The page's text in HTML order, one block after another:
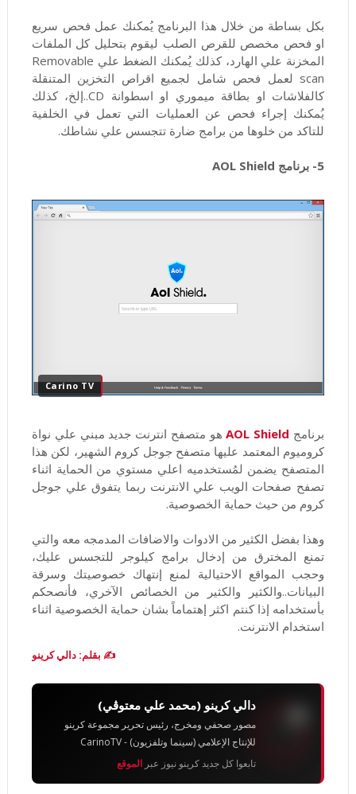
بكل بساطة من خلال هذا البرنامج يُمكنك عمل فحص سريع
او فحص مخصص للقرص الصلب ليقوم بتحليل كل الملفات
المخزنة علي الهارد، كذلك يُمكنك الضغط علي Removable
scan لعمل فحص شامل لجميع اقراص التخزين المتنقلة
كالفلاشات او بطاقة ميموري او اسطوانة CD..إلخ، كذلك
يُمكنك إجراء فحص عن العمليات التي تعمل في الخلفية
للتاكد من خلوها من برامج ضارة تتجسس علي نشاطك.
5- برنامج AOL Shield
Carino TV
برنامج AOL Shieldهو متصفح انترنت جديد مبني علي نواة
كروميوم المعتمد عليها متصفح جوجل كروم الشهير، لكن هذا
المتصفح يضمن لمُستخدميه اعلي مستوي من الحماية اثناء
تصفح صفحات الويب علي الانترنت ربما يتفوق علي جوجل
كروم من حيث حماية الخصوصية.
وهذا بفضل الكثير من الادوات والاضافات المدمجه معه والتي
تمنع المخترق من إدخال برامج كيلوجر للتجسس عليك،
وحجب المواقع الاحتيالية لمنع إنتهاك خصوصيتك وسرقة
البيانات..والكثير والكثير من الخصائص الآخري، فأنصحكم
بأستخدامه إذا كنتم اكثر إهتماماً بشان حماية الخصوصية اثناء
استخدام الانترنت.
✍️ بقلم: دالي كرينو
دالي كرينو (محمد علي معتوڨي)
مصور صحفي ومخرج، رئيس تحرير مجموعة كرينو
للإنتاج الإعلامي (سينما وتلفزيون) - CarinoTV
تابعوا كل جديد كرينو نيوز عبر الموقع